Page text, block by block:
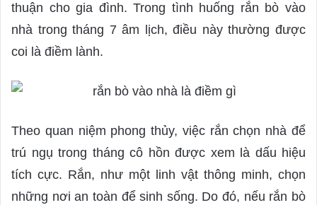
thuận cho gia đình. Trong tình huống rắn bò vào
nhà trong tháng 7 âm lịch, điều này thường được
coi là điềm lành.
Theo quan niệm phong thủy, việc rắn chọn nhà để
trú ngụ trong tháng cô hồn được xem là dấu hiệu
tích cực. Rắn, như một linh vật thông minh, chọn
những nơi an toàn để sinh sống. Do đó, nếu rắn bò